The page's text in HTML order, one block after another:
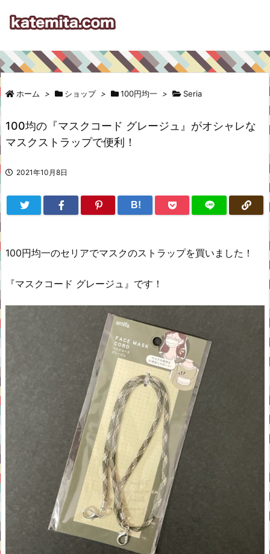
ホーム > ショップ > 100円均一 > Seria
100均の『マスクコード グレージュ』がオシャレな
マスクストラップで便利！
2021年10月8日
B!
100円均一のセリアでマスクのストラップを買いました！
『マスクコード グレージュ』です！